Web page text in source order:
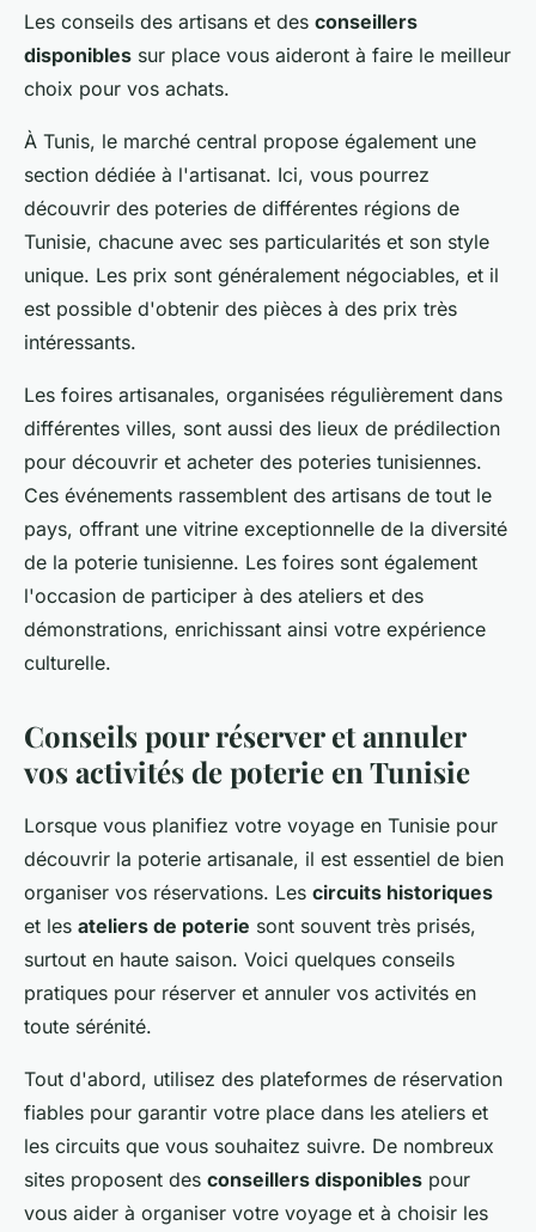
Les conseils des artisans et des conseillers
disponibles sur place vous aideront à faire le meilleur
choix pour vos achats.
À Tunis, le marché central propose également une
section dédiée à l'artisanat. Ici, vous pourrez
découvrir des poteries de différentes régions de
Tunisie, chacune avec ses particularités et son style
unique. Les prix sont généralement négociables, et il
est possible d'obtenir des pièces à des prix très
intéressants.
Les foires artisanales, organisées régulièrement dans
différentes villes, sont aussi des lieux de prédilection
pour découvrir et acheter des poteries tunisiennes.
Ces événements rassemblent des artisans de tout le
pays, offrant une vitrine exceptionnelle de la diversité
de la poterie tunisienne. Les foires sont également
l'occasion de participer à des ateliers et des
démonstrations, enrichissant ainsi votre expérience
culturelle.
Conseils pour réserver et annuler
vos activités de poterie en Tunisie
Lorsque vous planifiez votre voyage en Tunisie pour
découvrir la poterie artisanale, il est essentiel de bien
organiser vos réservations. Les circuits historiques
et les ateliers de poterie sont souvent très prisés,
surtout en haute saison. Voici quelques conseils
pratiques pour réserver et annuler vos activités en
toute sérénité.
Tout d'abord, utilisez des plateformes de réservation
fiables pour garantir votre place dans les ateliers et
les circuits que vous souhaitez suivre. De nombreux
sites proposent des conseillers disponibles pour
vous aider à organiser votre voyage et à choisir les